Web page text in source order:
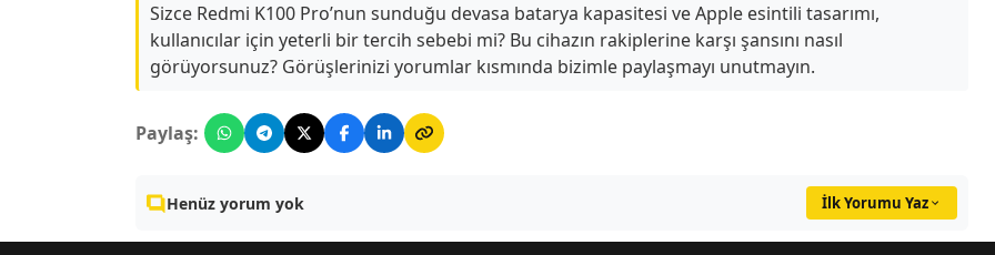
Sizce Redmi K100 Pro’nun sunduğu devasa batarya kapasitesi ve Apple esintili tasarımı,
kullanıcılar için yeterli bir tercih sebebi mi? Bu cihazın rakiplerine karşı şansını nasıl
görüyorsunuz? Görüşlerinizi yorumlar kısmında bizimle paylaşmayı unutmayın.
Paylaş:
Henüz yorum yok İlk Yorumu Yaz